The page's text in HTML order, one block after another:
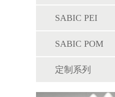
SABIC PEI
SABIC POM
定制系列